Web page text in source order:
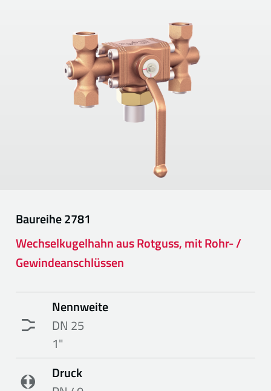
Baureihe2781
Wechselkugelhahn aus Rotguss, mit Rohr- /
Gewindeanschlüssen
Nennweite
DN 25
1"
Druck